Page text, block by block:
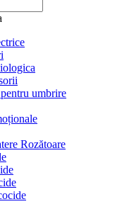
umbrire
Rozătoare